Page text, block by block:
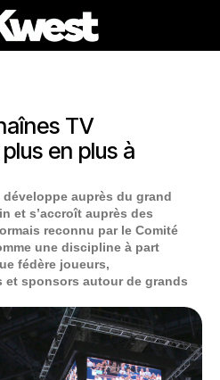
TV
en plus à
développe auprès du grand
et s’accroît auprès des
reconnu par le Comité
une discipline à part
fédère joueurs,
sponsors autour de grands